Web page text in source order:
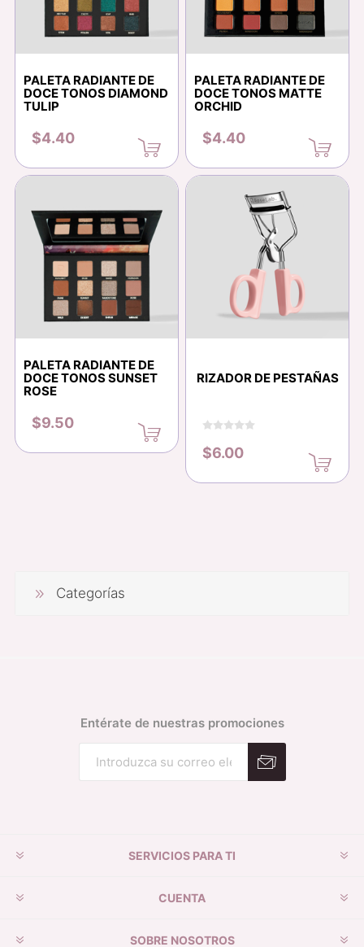
PALETA RADIANTE DE
DOCE TONOS DIAMOND
TULIP
$4.40
PALETA RADIANTE DE
DOCE TONOS MATTE
ORCHID
$4.40
PALETA RADIANTE DE
DOCE TONOS SUNSET
ROSE
$9.50
RIZADOR DE PESTAÑAS
$6.00
Categorías
Entérate de nuestras promociones
SERVICIOS PARA TI
CUENTA
SOBRE NOSOTROS